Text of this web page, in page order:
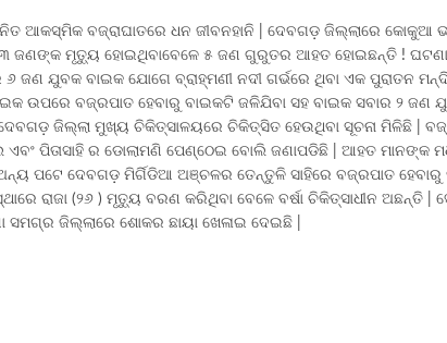
ଆକସ୍ମିକ ବଜ୍ରାଘାତରେ ଧନ ଜୀବନହାନି | ଦେବଗଡ଼ ଜିଲ୍ଲାରେ କୋକୁଆ
୩ ଜଣଙ୍କ ମୃତ୍ୟୁ ହୋଇଥିବାବେଳେ ୫ ଜଣ ଗୁରୁତର ଆହତ ହୋଇଛନ୍ତି !
ଯୁବକ ବାଇକ ଯୋଗେ ବ୍ରାହ୍ମଣୀ ନଦୀ ଗର୍ଭରେ ଥିବା ଏକ ପୁରାତନ
ଉପରେ ବଜ୍ରପାତ ହେବାରୁ ବାଇକଟି ଜଳିଯିବା ସହ ବାଇକ ସବାର ୨ ଜଣ
ଜିଲ୍ଲା ମୁଖ୍ୟ ଚିକିତ୍ସାଳୟରେ ଚିକିତ୍ସିତ ହେଉଥିବା ସୂଚନା ମିଳିଛି |
ଏବଂ ପିତାସାହି ର ଡୋଲାମଣି ପେଣ୍ଠେଇ ବୋଲି ଜଣାପଡିଛି | ଆହତ ମାନଙ୍କ
ପଟେ ଦେବଗଡ଼ ମିର୍ଗିଡିଆ ଅଞ୍ଚଳର ତେନ୍ତୁଳି ସାହିରେ ବଜ୍ରପାତ
ରାଜା (୨୬ ) ମୃତ୍ୟୁ ବରଣ କରିଥିବା ବେଳେ ବର୍ଷା ଚିକିତ୍ସାଧୀନ ଅଛନ୍ତି |
ଜିଲ୍ଲାରେ ଶୋକର ଛାୟା ଖେଳାଇ ଦେଇଛି |